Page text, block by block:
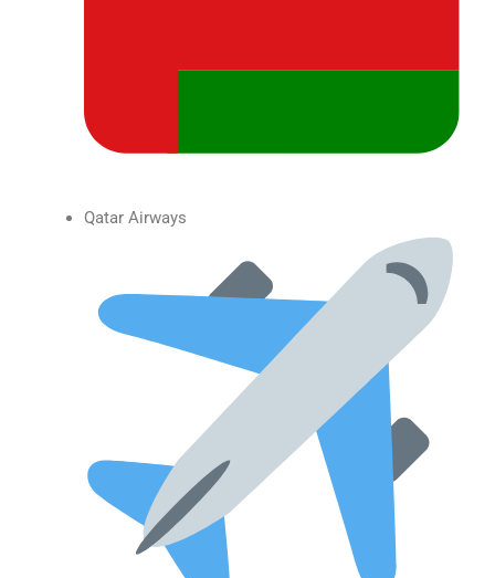
Qatar Airways